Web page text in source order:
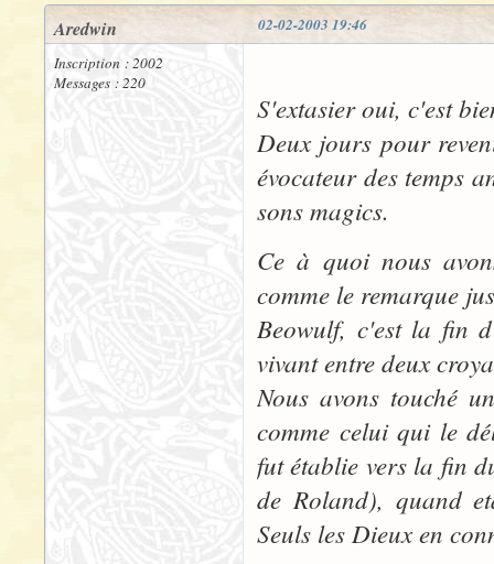
02-02-2003 19:46
Aredwin
Inscription : 2002
Messages : 220
S'extasier oui, c'est
Deux jours pour
évocateur des temps
sons magics.
Ce à quoi nous
comme le remarque
Beowulf, c'est la fin
vivant entre deux
Nous avons touché
comme celui qui le
fut établie vers la fin
de Roland), quand
Seuls les Dieux en